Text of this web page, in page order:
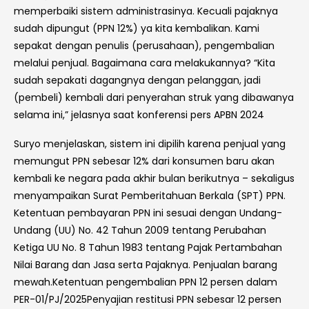
memperbaiki sistem administrasinya. Kecuali pajaknya
sudah dipungut (PPN 12%) ya kita kembalikan. Kami
sepakat dengan penulis (perusahaan), pengembalian
melalui penjual. Bagaimana cara melakukannya? “Kita
sudah sepakati dagangnya dengan pelanggan, jadi
(pembeli) kembali dari penyerahan struk yang dibawanya
selama ini,” jelasnya saat konferensi pers APBN 2024
Suryo menjelaskan, sistem ini dipilih karena penjual yang
memungut PPN sebesar 12% dari konsumen baru akan
kembali ke negara pada akhir bulan berikutnya – sekaligus
menyampaikan Surat Pemberitahuan Berkala (SPT) PPN.
Ketentuan pembayaran PPN ini sesuai dengan Undang-
Undang (UU) No. 42 Tahun 2009 tentang Perubahan
Ketiga UU No. 8 Tahun 1983 tentang Pajak Pertambahan
Nilai Barang dan Jasa serta Pajaknya. Penjualan barang
mewah.Ketentuan pengembalian PPN 12 persen dalam
PER-01/PJ/2025Penyajian restitusi PPN sebesar 12 persen